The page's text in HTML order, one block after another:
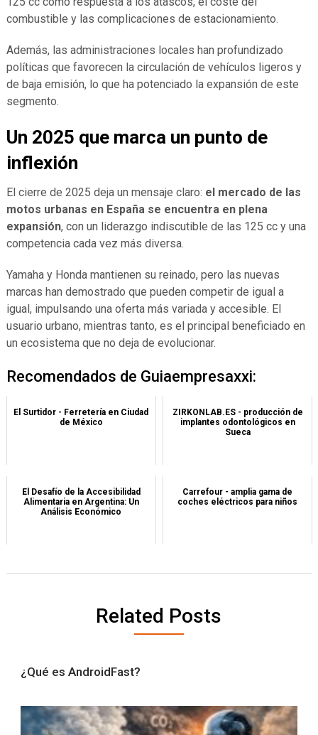
combustible y las complicaciones de estacionamiento.
Además, las administraciones locales han profundizado
políticas que favorecen la circulación de vehículos ligeros y
de baja emisión, lo que ha potenciado la expansión de este
segmento.
Un 2025 que marca un punto de
inflexión
El cierre de 2025 deja un mensaje claro: el mercado de las
motos urbanas en España se encuentra en plena
expansión, con un liderazgo indiscutible de las 125 cc y una
competencia cada vez más diversa.
Yamaha y Honda mantienen su reinado, pero las nuevas
marcas han demostrado que pueden competir de igual a
igual, impulsando una oferta más variada y accesible. El
usuario urbano, mientras tanto, es el principal beneficiado en
un ecosistema que no deja de evolucionar.
Recomendados de Guiaempresaxxi:
El Surtidor - Ferretería en Ciudad
de México
ZIRKONLAB.ES - producción de
implantes odontológicos en
Sueca
El Desafío de la Accesibilidad
Alimentaria en Argentina: Un
Análisis Económico
Carrefour - amplia gama de
coches eléctricos para niños
Related Posts
¿Qué es AndroidFast?